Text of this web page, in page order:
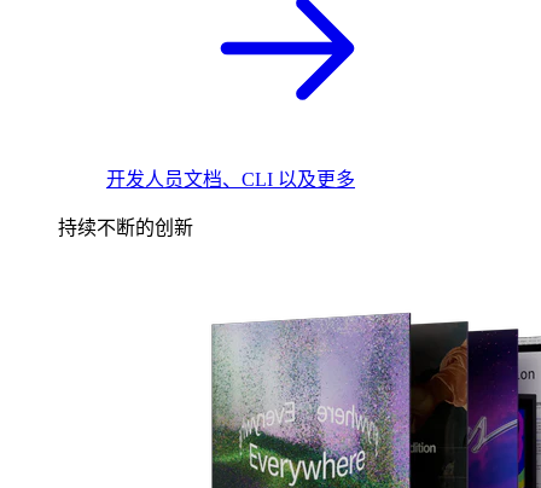
开发人员文档、CLI 以及更多
持续不断的创新